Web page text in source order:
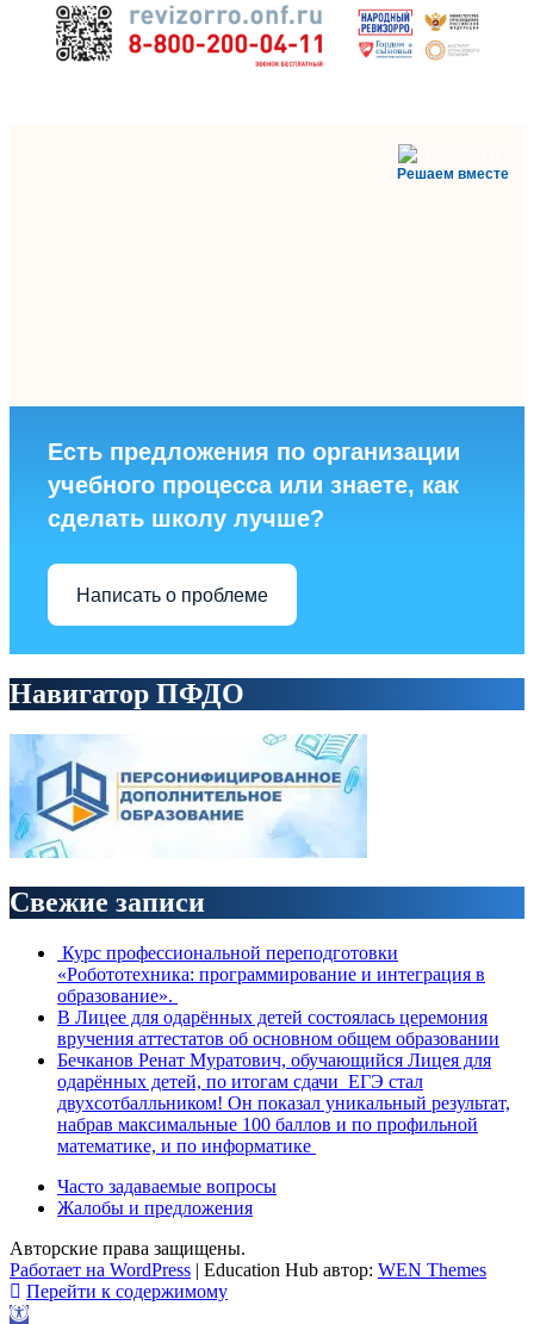
Решаем вместе
Есть предложения по организации
учебного процесса или знаете, как
сделать школу лучше?
Написать о проблеме
Навигатор ПФДО
Свежие записи
Курс профессиональной переподготовки
«Робототехника: программирование и интеграция в
образование».
В Лицее для одарённых детей состоялась церемония
вручения аттестатов об основном общем образовании
Бечканов Ренат Муратович, обучающийся Лицея для
одарённых детей, по итогам сдачи ЕГЭ стал
двухсотбалльником! Он показал уникальный результат,
набрав максимальные 100 баллов и по профильной
математике, и по информатике
Часто задаваемые вопросы
Жалобы и предложения
Авторские права защищены.
Работает на WordPress | Education Hub автор: WEN Themes
Перейти к содержимому
Открыть